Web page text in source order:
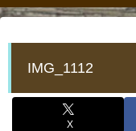
IMG_1112
X